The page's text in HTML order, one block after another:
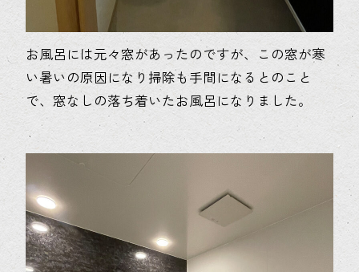
お風呂には元々窓があったのですが、この窓が寒
い暑いの原因になり掃除も手間になるとのこと
で、窓なしの落ち着いたお風呂になりました。